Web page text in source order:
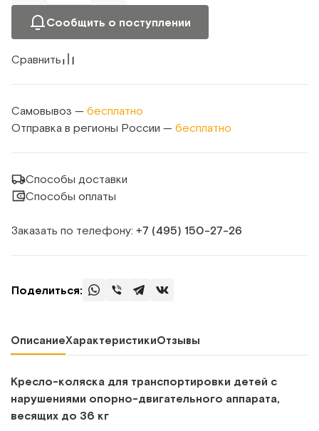
Сообщить о поступлении
Сравнить
Самовывоз — бесплатно
Отправка в регионы России — бесплатно
Способы доставки
Способы оплаты
Заказать по телефону: +7 (495) 150‑27‑26
Поделиться:
ОписаниеХарактеристикиОтзывы
Кресло-коляска для транспортировки детей с
нарушениями опорно-двигательного аппарата,
весящих до 36 кг